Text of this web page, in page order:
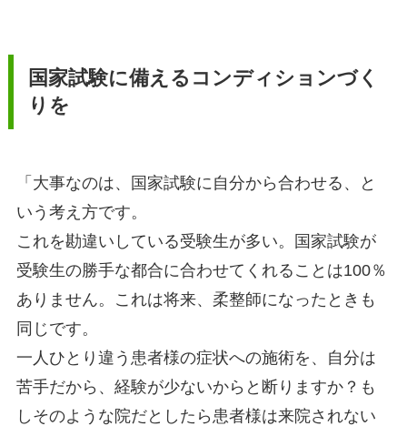
国家試験に備えるコンディションづく
りを
「大事なのは、国家試験に自分から合わせる、と
いう考え方です。
これを勘違いしている受験生が多い。国家試験が
受験生の勝手な都合に合わせてくれることは100％
ありません。これは将来、柔整師になったときも
同じです。
一人ひとり違う患者様の症状への施術を、自分は
苦手だから、経験が少ないからと断りますか？も
しそのような院だとしたら患者様は来院されない